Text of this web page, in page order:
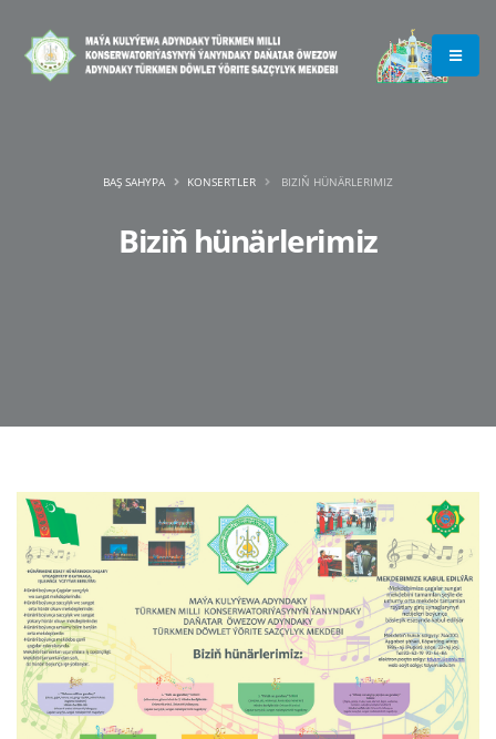
Biziň hünärlerimiz
BAŞ SAHYPA KONSERTLER BIZIŇ HÜNÄRLERIMIZ